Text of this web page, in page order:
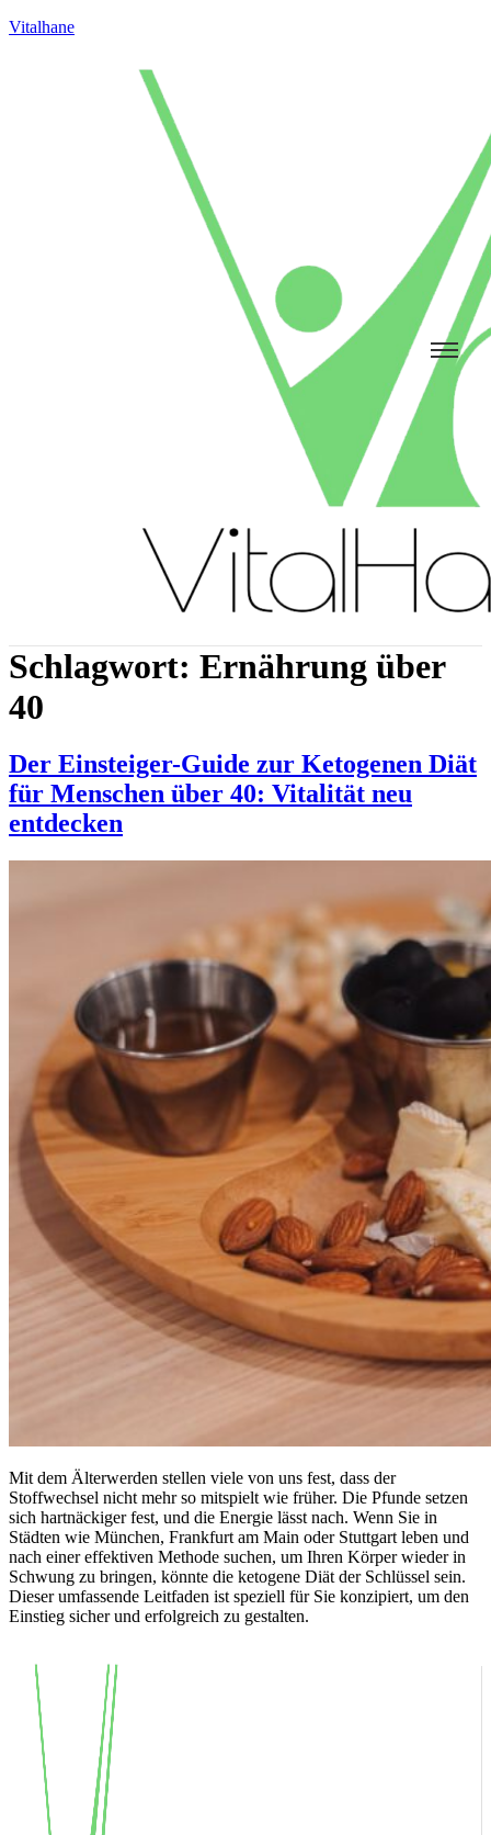
Vitalhane
Schlagwort: Ernährung über
40
Der Einsteiger-Guide zur Ketogenen Diät
für Menschen über 40: Vitalität neu
entdecken
Mit dem Älterwerden stellen viele von uns fest, dass der
Stoffwechsel nicht mehr so mitspielt wie früher. Die Pfunde setzen
sich hartnäckiger fest, und die Energie lässt nach. Wenn Sie in
Städten wie München, Frankfurt am Main oder Stuttgart leben und
nach einer effektiven Methode suchen, um Ihren Körper wieder in
Schwung zu bringen, könnte die ketogene Diät der Schlüssel sein.
Dieser umfassende Leitfaden ist speziell für Sie konzipiert, um den
Einstieg sicher und erfolgreich zu gestalten.